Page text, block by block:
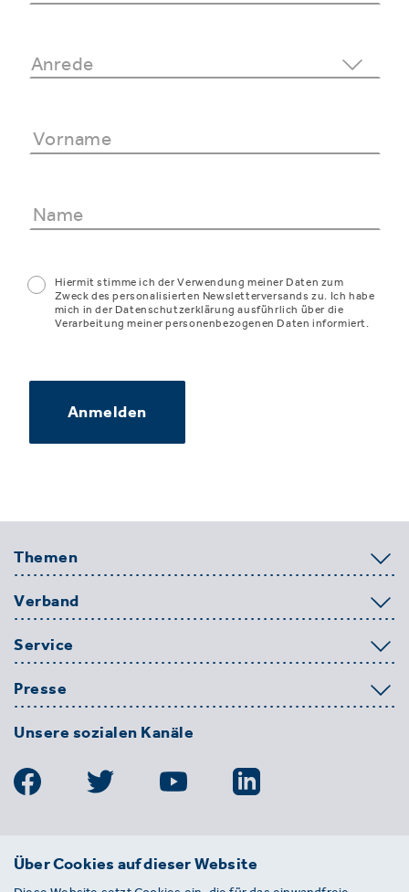
Hiermit stimme ich der Verwendung meiner Daten zum
Zweck des personalisierten Newsletterversands zu. Ich habe
mich in der Datenschutzerklärung ausführlich über die
Verarbeitung meiner personenbezogenen Daten informiert.
Anmelden
Themen
Verband
Service
Presse
Unsere sozialen Kanäle
BDE
Über Cookies auf dieser Website